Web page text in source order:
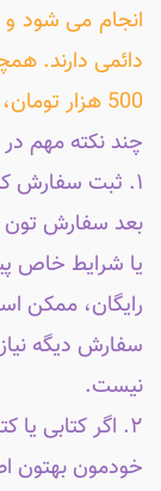
دائمی دارند.
500 هزار تومان، ارسال رایگان هست...
چند نکته مهم
۱. ثبت سفارش
بعد سفارش تون
یا شرایط خاص
رایگان، ممکن
سفارش دیگه
نیست.
۲. اگر کتابی
خودمون بهتون